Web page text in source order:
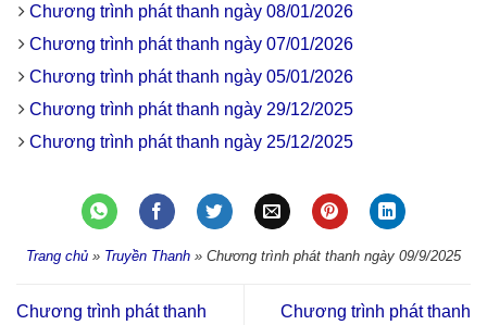
Chương trình phát thanh ngày 08/01/2026
Chương trình phát thanh ngày 07/01/2026
Chương trình phát thanh ngày 05/01/2026
Chương trình phát thanh ngày 29/12/2025
Chương trình phát thanh ngày 25/12/2025
Trang chủ » Truyền Thanh » Chương trình phát thanh ngày 09/9/2025
Chương trình phát thanh
Chương trình phát thanh